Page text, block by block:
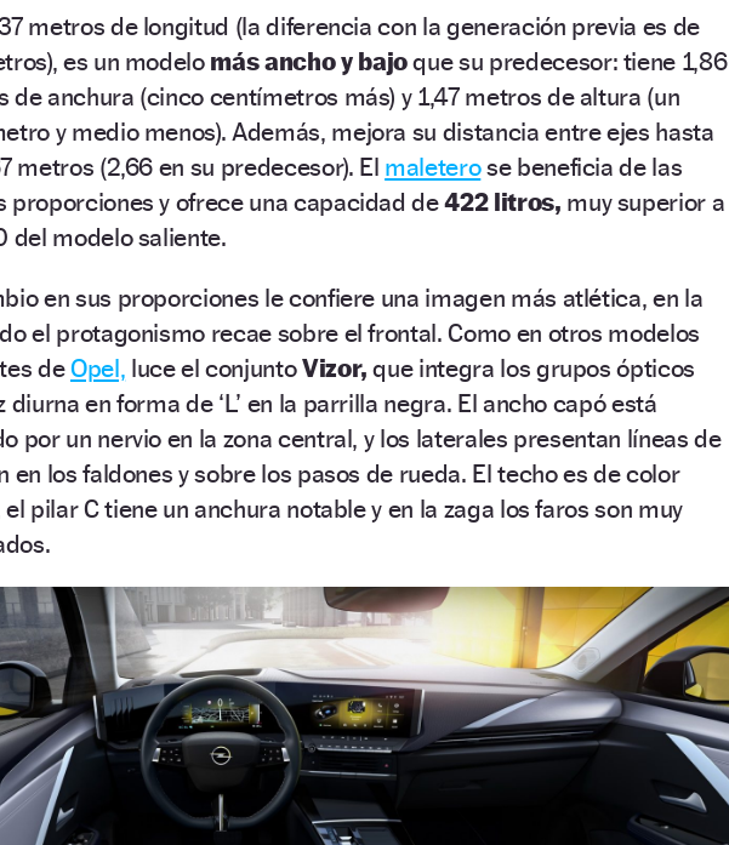
metros de longitud (la diferencia con la generación previa es de
es un modelomás ancho y bajoque su predecesor: tiene 1,86
de anchura (cinco centímetros más) y 1,47 metros de altura (un
y medio menos). Además, mejora su distancia entre ejes hasta
metros (2,66 en su predecesor). El maleterose beneficia de las
proporciones y ofrece una capacidad de422 litros, muy superior a
del modelo saliente.
en sus proporciones le confiere una imagen más atlética, en la
el protagonismo recae sobre el frontal. Como en otros modelos
deOpel, luce el conjuntoVizor, que integra los grupos ópticos
diurna en forma de ‘L’ en la parrilla negra. El ancho capó está
por un nervio en la zona central, y los laterales presentan líneas de
en los faldones y sobre los pasos de rueda. El techo es de color
el pilar C tiene un anchura notable y en la zaga los faros son muy